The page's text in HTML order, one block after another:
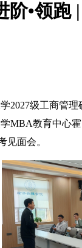
阶•领
2027级工商管
MBA教育中心
见面会。